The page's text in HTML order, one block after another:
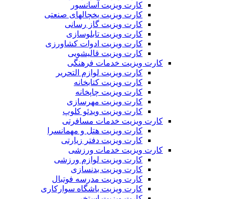
کارت ویزیت آسانسور
کارت ویزیت یخچالهای صنعتی
کارت ویزیت گاز رسانی
کارت ویزیت تابلوسازی
کارت ویزیت ادوات کشاورزی
کارت ویزیت قالیشویی
کارت ویزیت خدمات فرهنگی
کارت ویزیت لوازم التحریر
کارت ویزیت کتابخانه
کارت ویزیت چاپخانه
کارت ویزیت مهرسازی
کارت ویزیت ویدئو کلوپ
کارت ویزیت خدمات مسافرتی
کارت ویزیت هتل و مهمانسرا
کارت ویزیت دفتر زیارتی
کارت ویزیت خدمات ورزشی
کارت ویزیت لوازم ورزشی
کارت ویزیت بدنسازی
کارت ویزیت مدرسه فوتبال
کارت ویزیت باشگاه سوارکاری